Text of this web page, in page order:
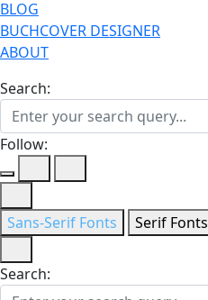
BLOG
BUCHCOVER DESIGNER
ABOUT
Search:
Follow:
Sans-Serif Fonts Serif Fonts
Search: